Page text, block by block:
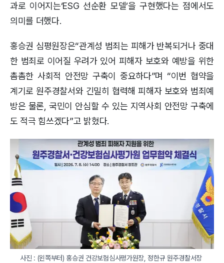
과로 이어지는‘ESG 선순환 모델’을 구현했다는 점에서도
의미를 더했다.
홍승권 심평원장은“관계성 범죄는 피해가 반복되거나 중대
한 범죄로 이어질 우려가 있어 피해자 보호와 예방을 위한
촘촘한 사회적 안전망 구축이 중요하다”며 “이번 협약을
계기로 원주경찰서와 긴밀히 협력해 피해자 보호와 범죄예
방은 물론, 국민이 안심할 수 있는 지역사회 안전망 구축에
도 적극 힘쓰겠다”고 밝혔다.
사진 : (왼쪽부터) 홍승권 건강보험심사평가원장, 정한규 원주경찰서장